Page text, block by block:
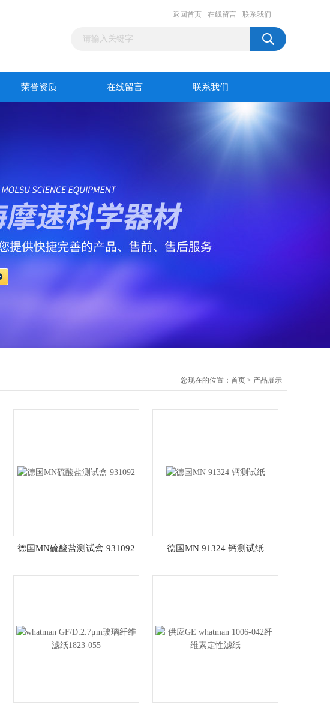
返回首页 在线留言 联系我们
荣誉资质 在线留言 联系我们
您现在的位置： 首页 > 产品展示
德国MN硫酸盐测试盒 931092 德国MN 91324 钙测试纸